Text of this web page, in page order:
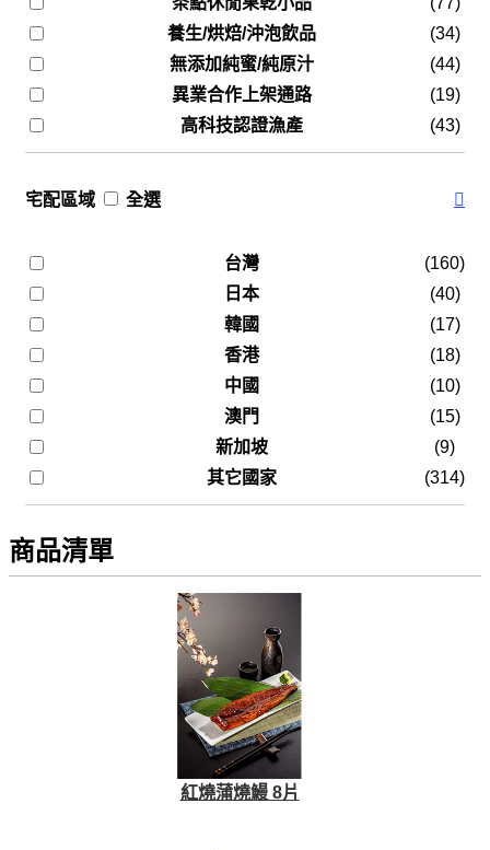
養生/烘焙/沖泡飲品
(34)
無添加純蜜/純原汁
(44)
異業合作上架通路
(19)
高科技認證漁產
(43)
宅配區域 全選
台灣
(160)
日本
(40)
韓國
(17)
香港
(18)
中國
(10)
澳門
(15)
新加坡
(9)
其它國家
(314)
商品清單
紅燒蒲燒鰻 8片